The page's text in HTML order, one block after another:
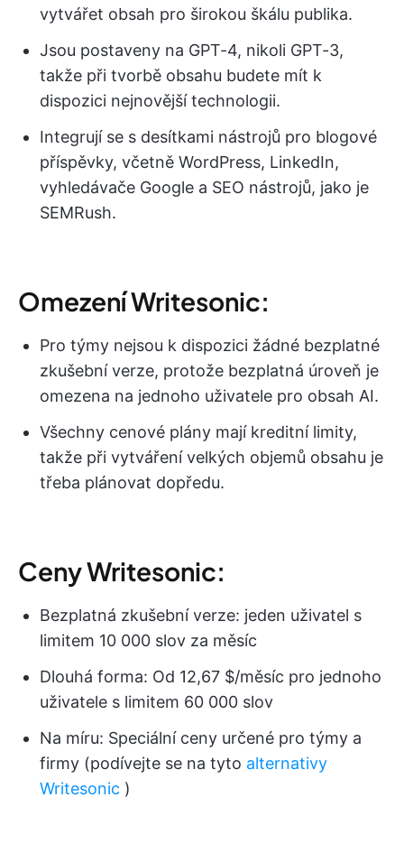
vytvářet obsah pro širokou škálu publika.
Jsou postaveny na GPT-4, nikoli GPT-3,
takže při tvorbě obsahu budete mít k
dispozici nejnovější technologii.
Integrují se s desítkami nástrojů pro blogové
příspěvky, včetně WordPress, LinkedIn,
vyhledávače Google a SEO nástrojů, jako je
SEMRush.
Omezení Writesonic:
Pro týmy nejsou k dispozici žádné bezplatné
zkušební verze, protože bezplatná úroveň je
omezena na jednoho uživatele pro obsah AI.
Všechny cenové plány mají kreditní limity,
takže při vytváření velkých objemů obsahu je
třeba plánovat dopředu.
Ceny Writesonic:
Bezplatná zkušební verze: jeden uživatel s
limitem 10 000 slov za měsíc
Dlouhá forma: Od 12,67 $/měsíc pro jednoho
uživatele s limitem 60 000 slov
Na míru: Speciální ceny určené pro týmy a
firmy (podívejte se na tyto alternativy
Writesonic )